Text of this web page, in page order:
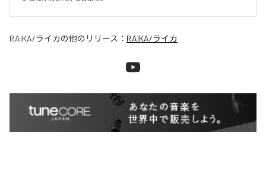
RAIKA/ライカの他のリリース： RAIKA/ライカ